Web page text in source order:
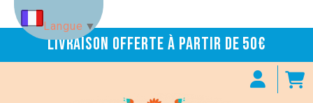
Livraison offerte à partir de 50€
Langue ▼